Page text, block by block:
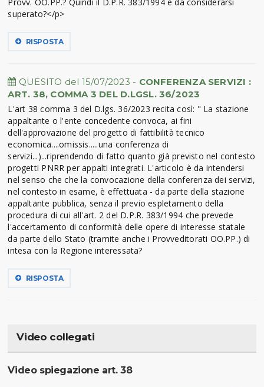
superato?</p>
RISPOSTA
QUESITO del 15/07/2023 - CONFERENZA SERVIZI :
ART. 38, COMMA 3 DEL D.LGSL. 36/2023
L'art 38 comma 3 del D.lgs. 36/2023 recita così: " La stazione
appaltante o l'ente concedente convoca, ai fini
dell'approvazione del progetto di fattibilità tecnico
economica....omissis.....una conferenza di
servizi...)...riprendendo di fatto quanto già previsto nel contesto
progetti PNRR per appalti integrati. L'articolo è da intendersi
nel senso che che la convocazione della conferenza dei servizi,
nel contesto in esame, è effettuata - da parte della stazione
appaltante pubblica, senza il previo espletamento della
procedura di cui all'art. 2 del D.P.R. 383/1994 che prevede
l'accertamento di conformità delle opere di interesse statale
da parte dello Stato (tramite anche i Provveditorati OO.PP.) di
intesa con la Regione interessata?
RISPOSTA
Video collegati
Video spiegazione art. 38